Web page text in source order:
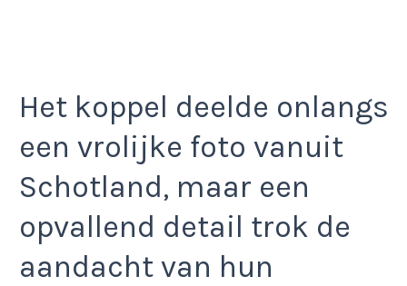
Het koppel deelde onlangs
een vrolijke foto vanuit
Schotland, maar een
opvallend detail trok de
aandacht van hun